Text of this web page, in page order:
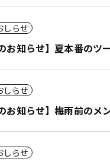
しらせ
お知らせ】夏本番の
しらせ
お知らせ】梅雨前の
しらせ